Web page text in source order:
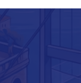
Blog